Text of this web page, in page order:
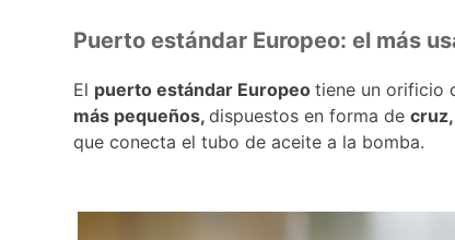
Puerto estándar Europeo: el más
El puerto estándar Europeotiene un orificio
más pequeños,dispuestos en forma decruz,
que conecta el tubo de aceite a la bomba.